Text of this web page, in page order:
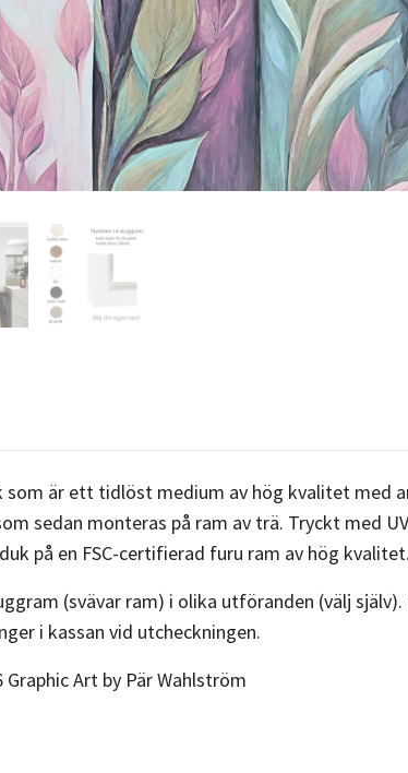
som är ett tidlöst medium av hög kvalitet
sedan monteras på ram av trä. Tryckt med
på en FSC-certifierad furu ram av hög kvalitet.
(svävar ram) i olika utföranden (välj
i kassan vid utcheckningen.
Art by Pär Wahlström